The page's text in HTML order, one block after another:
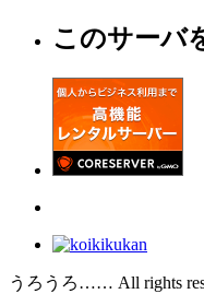
このサーバ
うろうろ…… All rights